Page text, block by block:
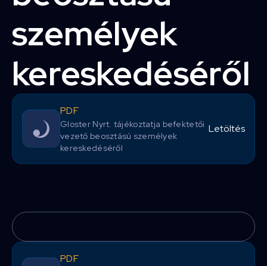
személyek
kereskedéséről
PDF
Gloster Nyrt. tájékoztatja befektetői
vezető beosztású személyek
kereskedéséről
Letöltés
PDF